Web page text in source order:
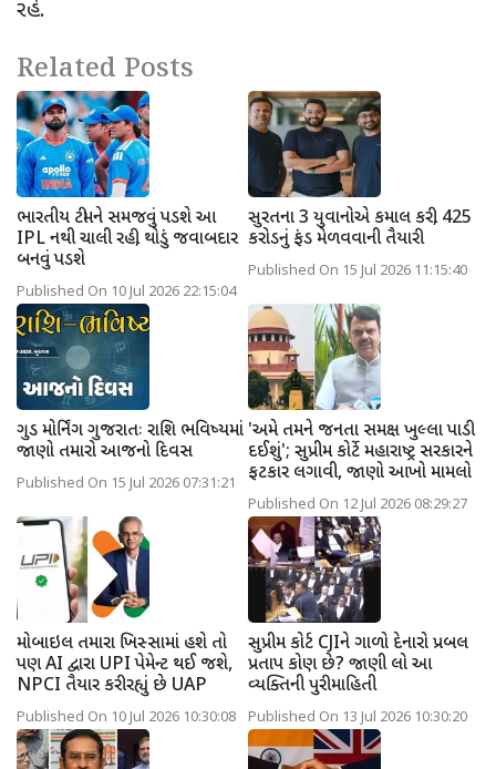
રહે.
Related Posts
ભારતીય ટીમને સમજવું પડશે આ
IPL નથી ચાલી રહી, થોડું જવાબદાર
બનવું પડશે
Published On 10 Jul 2026 22:15:04
સુરતના 3 યુવાનોએ કમાલ કરી, 425
કરોડનું ફંડ મેળવવાની તૈયારી
Published On 15 Jul 2026 11:15:40
ગુડ મોર્નિંગ ગુજરાતઃ રાશિ ભવિષ્યમાં
જાણો તમારો આજનો દિવસ
Published On 15 Jul 2026 07:31:21
'અમે તમને જનતા સમક્ષ ખુલ્લા પાડી
દઈશું'; સુપ્રીમ કોર્ટે મહારાષ્ટ્ર સરકારને
ફટકાર લગાવી, જાણો આખો મામલો
Published On 12 Jul 2026 08:29:27
મોબાઇલ તમારા ખિસ્સામાં હશે તો
પણ AI દ્વારા UPI પેમેન્ટ થઈ જશે,
NPCI તૈયાર કરી રહ્યું છે UAP
Published On 10 Jul 2026 10:30:08
સુપ્રીમ કોર્ટ CJIને ગાળો દેનારો પ્રબલ
પ્રતાપ કોણ છે? જાણી લો આ
વ્યક્તિની પુરી માહિતી
Published On 13 Jul 2026 10:30:20